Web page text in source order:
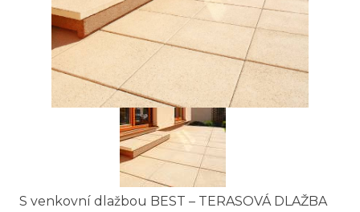
S venkovní dlažbou BEST – TERASOVÁ DLAŽBA